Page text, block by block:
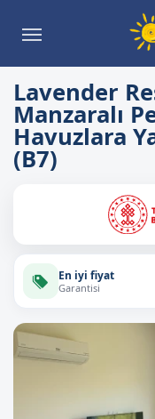
Lavender
Manzaralı
Havuzlara
(B7)
En iyi fiyat
Garantisi